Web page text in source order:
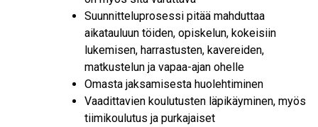
Suunnitteluprosessi pitää mahduttaa
aikatauluun töiden, opiskelun, kokeisiin
lukemisen, harrastusten, kavereiden,
matkustelun ja vapaa-ajan ohelle
Omasta jaksamisesta huolehtiminen
Vaadittavien koulutusten läpikäyminen, myös
tiimikoulutus ja purkajaiset